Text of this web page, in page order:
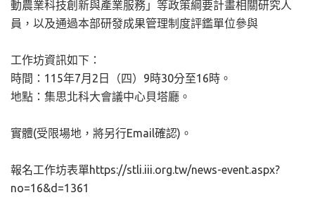
動農業科技創新與產業服務」等政策綱要計畫相關研究人
員，以及通過本部研發成果管理制度評鑑單位參與
工作坊資訊如下：
時間：115年7月2日（四）9時30分至16時。
地點：集思北科大會議中心貝塔廳。
實體(受限場地，將另行Email確認)。
報名工作坊表單https://stli.iii.org.tw/news-event.aspx?
no=16&d=1361